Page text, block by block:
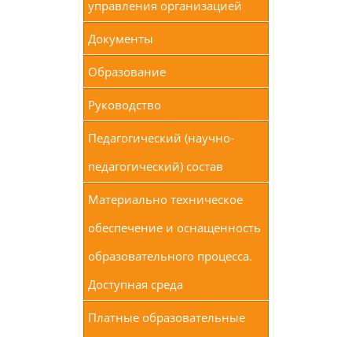
управления организацией
Документы
Образование
Руководство
Педагогический (научно-
педагогический) состав
Материально техническое
обеспечение и оснащенность
образовательного процесса.
Доступная среда
Платные образовательные